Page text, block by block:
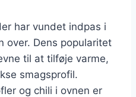
har vundet indpas i
over. Dens popularitet
til at tilføje varme,
smagsprofil.
og chili i ovnen er